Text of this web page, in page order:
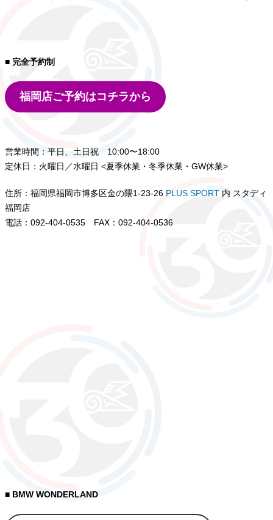
■ 完全予約制
福岡店ご予約はコチラから
営業時間：平日、土日祝 10:00〜18:00
定休日：火曜日／水曜日 <夏季休業・冬季休業・GW休業>
住所：福岡県福岡市博多区金の隈1-23-26 PLUS SPORT 内 スタディ
福岡店
電話：092-404-0535 FAX：092-404-0536
■ BMW WONDERLAND